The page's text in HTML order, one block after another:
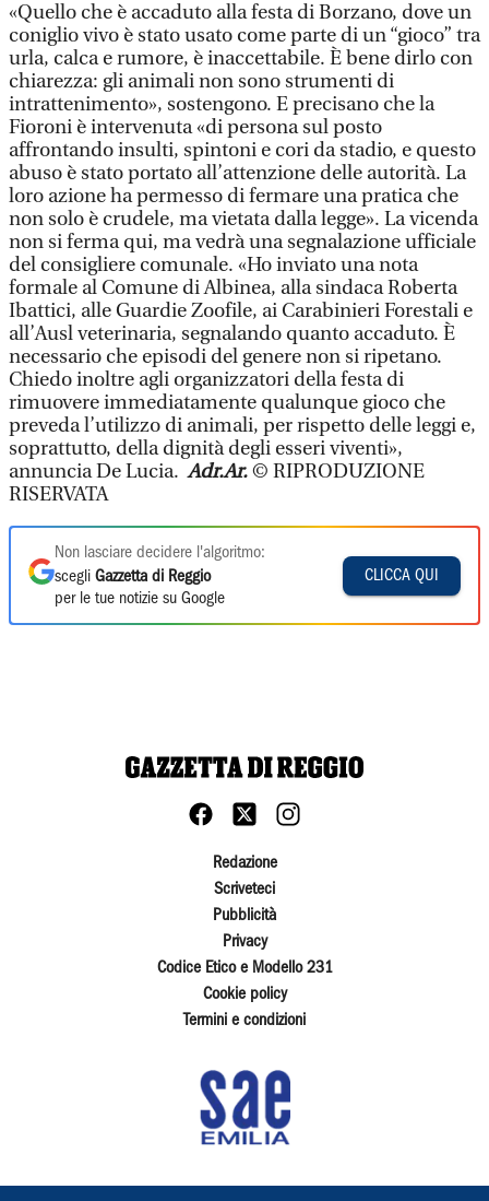
«Quello che è accaduto alla festa di Borzano, dove un
coniglio vivo è stato usato come parte di un “gioco” tra
urla, calca e rumore, è inaccettabile. È bene dirlo con
chiarezza: gli animali non sono strumenti di
intrattenimento», sostengono. E precisano che la
Fioroni è intervenuta «di persona sul posto
affrontando insulti, spintoni e cori da stadio, e questo
abuso è stato portato all’attenzione delle autorità. La
loro azione ha permesso di fermare una pratica che
non solo è crudele, ma vietata dalla legge». La vicenda
non si ferma qui, ma vedrà una segnalazione ufficiale
del consigliere comunale. «Ho inviato una nota
formale al Comune di Albinea, alla sindaca Roberta
Ibattici, alle Guardie Zoofile, ai Carabinieri Forestali e
all’Ausl veterinaria, segnalando quanto accaduto. È
necessario che episodi del genere non si ripetano.
Chiedo inoltre agli organizzatori della festa di
rimuovere immediatamente qualunque gioco che
preveda l’utilizzo di animali, per rispetto delle leggi e,
soprattutto, della dignità degli esseri viventi»,
annuncia De Lucia.Adr.Ar.© RIPRODUZIONE
RISERVATA
Non lasciare decidere l'algoritmo:
scegli Gazzetta di Reggio
per le tue notizie su Google
CLICCA QUI
Redazione
Scriveteci
Pubblicità
Privacy
Codice Etico e Modello 231
Cookie policy
Termini e condizioni